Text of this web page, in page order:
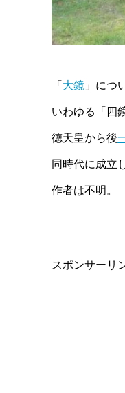
「 大鏡」につ
いわゆる「四
徳天皇から後
同時代に成立
作者は不明。
スポンサーリ